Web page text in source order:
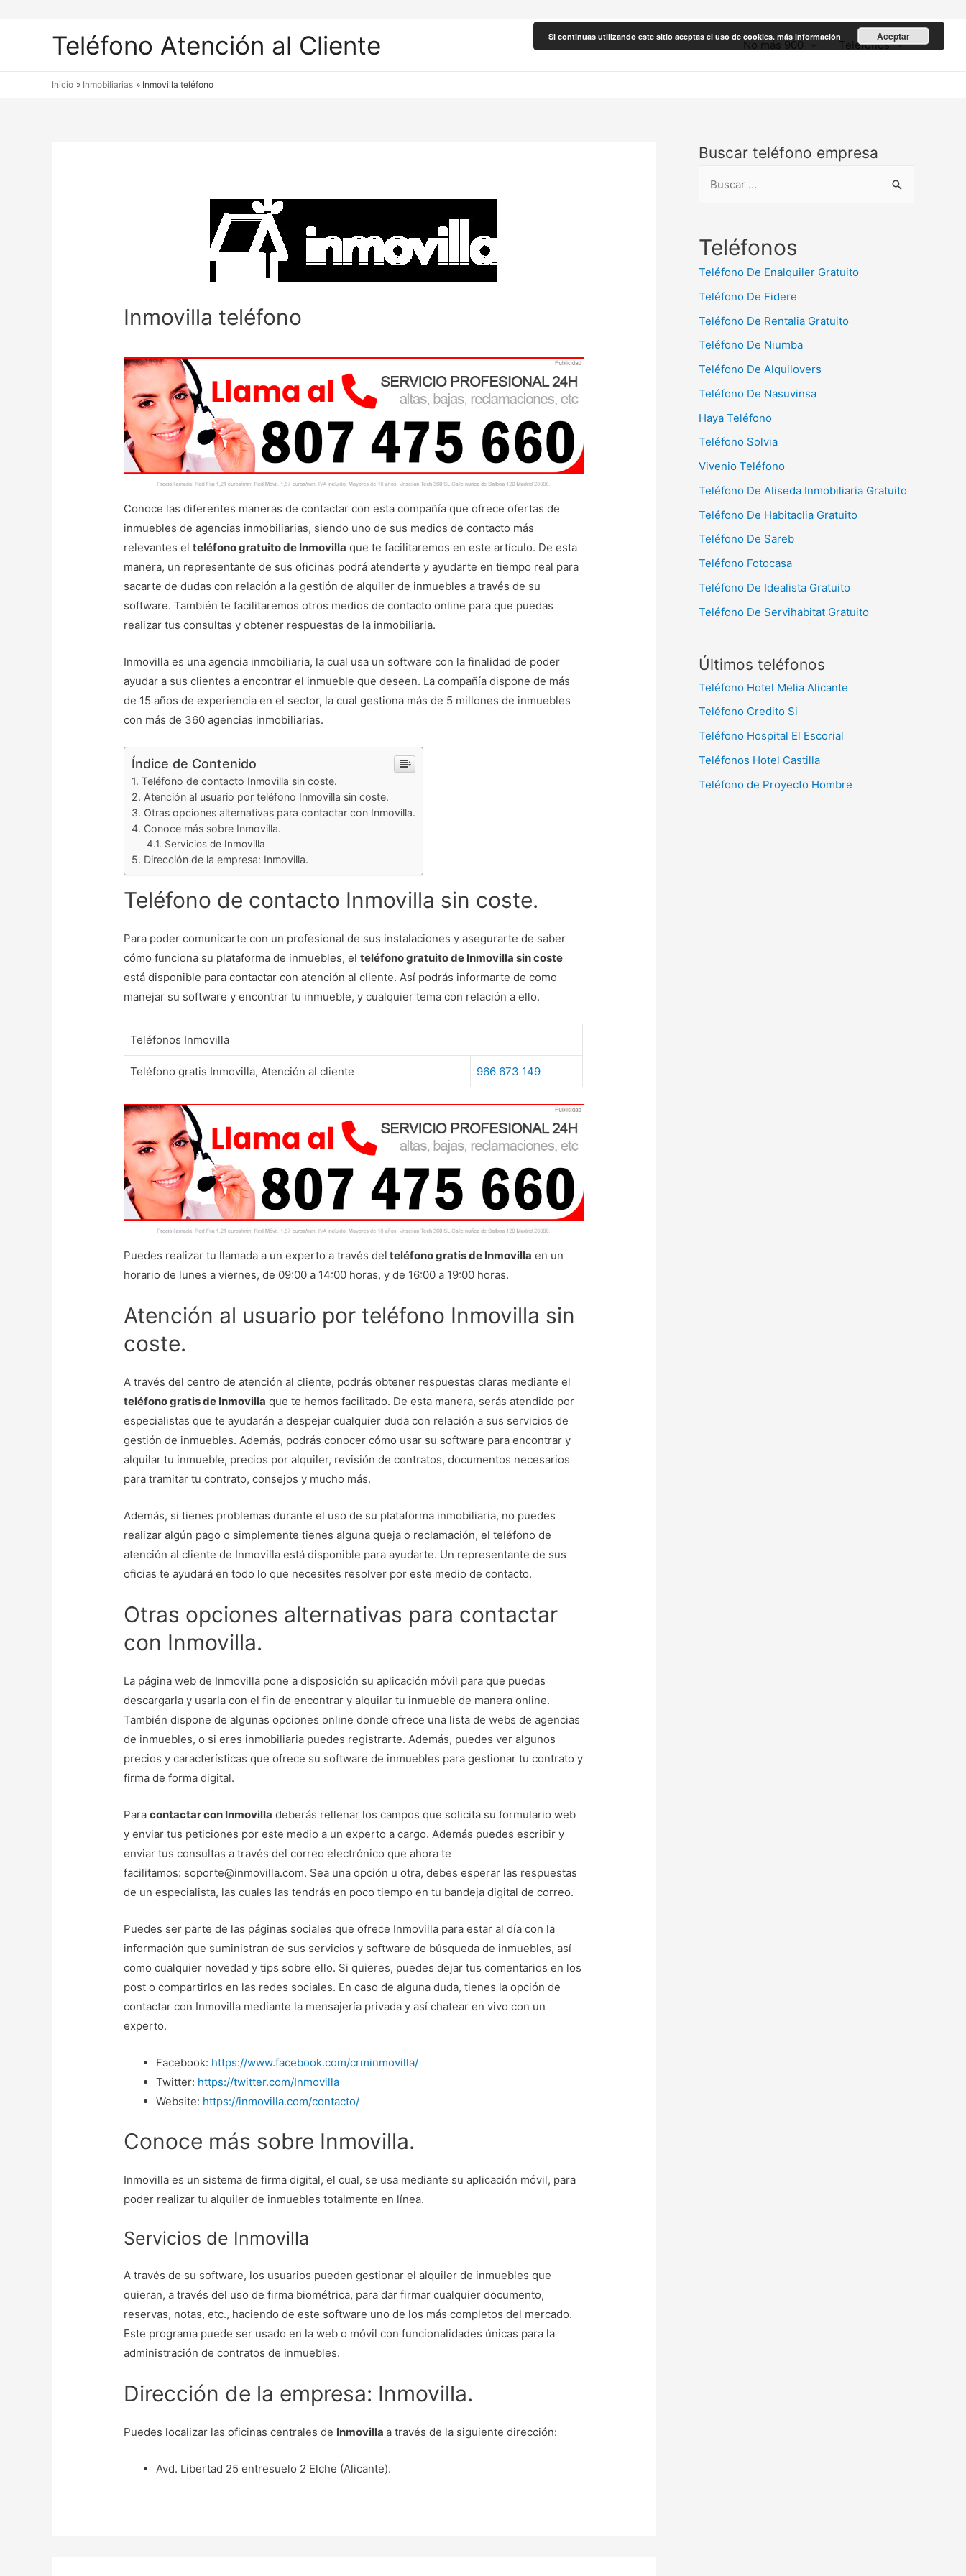
Teléfono Atención al Cliente No más 900 Teléfonos
Inicio Inmobiliarias Inmovilla teléfono
Inmovilla teléfono
Conoce las diferentes maneras de contactar con esta compañía que ofrece ofertas de
inmuebles de agencias inmobiliarias, siendo uno de sus medios de contacto más
relevantes elteléfono gratuito de Inmovilla que te facilitaremos en este artículo. De esta
manera, un representante de sus oficinas podrá atenderte y ayudarte en tiempo real para
sacarte de dudas con relación a la gestión de alquiler de inmuebles a través de su
software. También te facilitaremos otros medios de contacto online para que puedas
realizar tus consultas y obtener respuestas de la inmobiliaria.
Inmovilla es una agencia inmobiliaria, la cual usa un software con la finalidad de poder
ayudar a sus clientes a encontrar el inmueble que deseen. La compañía dispone de más
de 15 años de experiencia en el sector, la cual gestiona más de 5 millones de inmuebles
con más de 360 agencias inmobiliarias.
Índice de Contenido
Teléfono de contacto Inmovilla sin coste.
Atención al usuario por teléfono Inmovilla sin coste.
Otras opciones alternativas para contactar con Inmovilla.
Conoce más sobre Inmovilla.
Servicios de Inmovilla
Dirección de la empresa: Inmovilla.
Teléfono de contacto Inmovilla sin coste.
Para poder comunicarte con un profesional de sus instalaciones y asegurarte de saber
cómo funciona su plataforma de inmuebles, elteléfono gratuito de Inmovilla sin coste
está disponible para contactar con atención al cliente. Así podrás informarte de como
manejar su software y encontrar tu inmueble, y cualquier tema con relación a ello.
Teléfonos Inmovilla
Teléfono gratis Inmovilla, Atención al cliente 966 673 149
Puedes realizar tu llamada a un experto a través del teléfono gratis de Inmovilla en un
horario de lunes a viernes, de 09:00 a 14:00 horas, y de 16:00 a 19:00 horas.
Atención al usuario por teléfono Inmovilla sin
coste.
A través del centro de atención al cliente, podrás obtener respuestas claras mediante el
teléfono gratis de Inmovilla que te hemos facilitado. De esta manera, serás atendido por
especialistas que te ayudarán a despejar cualquier duda con relación a sus servicios de
gestión de inmuebles. Además, podrás conocer cómo usar su software para encontrar y
alquilar tu inmueble, precios por alquiler, revisión de contratos, documentos necesarios
para tramitar tu contrato, consejos y mucho más.
Además, si tienes problemas durante el uso de su plataforma inmobiliaria, no puedes
realizar algún pago o simplemente tienes alguna queja o reclamación, el teléfono de
atención al cliente de Inmovilla está disponible para ayudarte. Un representante de sus
oficias te ayudará en todo lo que necesites resolver por este medio de contacto.
Otras opciones alternativas para contactar
con Inmovilla.
La página web de Inmovilla pone a disposición su aplicación móvil para que puedas
descargarla y usarla con el fin de encontrar y alquilar tu inmueble de manera online.
También dispone de algunas opciones online donde ofrece una lista de webs de agencias
de inmuebles, o si eres inmobiliaria puedes registrarte. Además, puedes ver algunos
precios y características que ofrece su software de inmuebles para gestionar tu contrato y
firma de forma digital.
Paracontactar con Inmovilla deberás rellenar los campos que solicita su formulario web
y enviar tus peticiones por este medio a un experto a cargo. Además puedes escribir y
enviar tus consultas a través del correo electrónico que ahora te
facilitamos: soporte@inmovilla.com. Sea una opción u otra, debes esperar las respuestas
de un especialista, las cuales las tendrás en poco tiempo en tu bandeja digital de correo.
Puedes ser parte de las páginas sociales que ofrece Inmovilla para estar al día con la
información que suministran de sus servicios y software de búsqueda de inmuebles, así
como cualquier novedad y tips sobre ello. Si quieres, puedes dejar tus comentarios en los
post o compartirlos en las redes sociales. En caso de alguna duda, tienes la opción de
contactar con Inmovilla mediante la mensajería privada y así chatear en vivo con un
experto.
Facebook: https://www.facebook.com/crminmovilla/
Twitter: https://twitter.com/Inmovilla
Website: https://inmovilla.com/contacto/
Conoce más sobre Inmovilla.
Inmovilla es un sistema de firma digital, el cual, se usa mediante su aplicación móvil, para
poder realizar tu alquiler de inmuebles totalmente en línea.
Servicios de Inmovilla
A través de su software, los usuarios pueden gestionar el alquiler de inmuebles que
quieran, a través del uso de firma biométrica, para dar firmar cualquier documento,
reservas, notas, etc., haciendo de este software uno de los más completos del mercado.
Este programa puede ser usado en la web o móvil con funcionalidades únicas para la
administración de contratos de inmuebles.
Dirección de la empresa: Inmovilla.
Puedes localizar las oficinas centrales de Inmovillaa través de la siguiente dirección:
Avd. Libertad 25 entresuelo 2 Elche (Alicante).
Buscar teléfono empresa
c
Teléfonos
Teléfono De Enalquiler Gratuito
Teléfono De Fidere
Teléfono De Rentalia Gratuito
Teléfono De Niumba
Teléfono De Alquilovers
Teléfono De Nasuvinsa
Haya Teléfono
Teléfono Solvia
Vivenio Teléfono
Teléfono De Aliseda Inmobiliaria Gratuito
Teléfono De Habitaclia Gratuito
Teléfono De Sareb
Teléfono Fotocasa
Teléfono De Idealista Gratuito
Teléfono De Servihabitat Gratuito
Últimos teléfonos
Teléfono Hotel Melia Alicante
Teléfono Credito Si
Teléfono Hospital El Escorial
Teléfonos Hotel Castilla
Teléfono de Proyecto Hombre
Si continuas utilizando este sitio aceptas el uso de cookies. más información Aceptar